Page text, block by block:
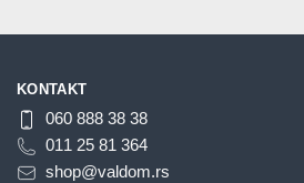
KONTAKT
060 888 38 38
011 25 81 364
shop@valdom.rs